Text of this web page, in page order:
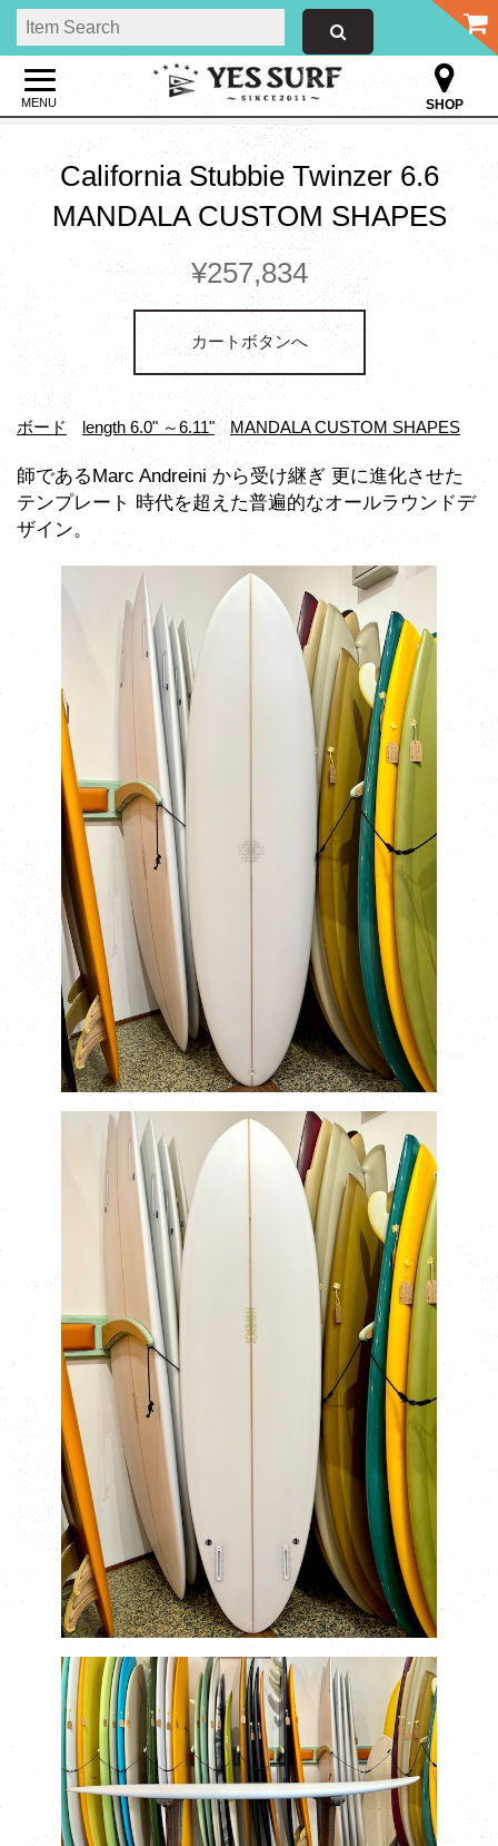
MENU SHOP
California Stubbie Twinzer 6.6
MANDALA CUSTOM SHAPES
¥257,834
カートボタンへ
ボード length 6.0" ～6.11" MANDALA CUSTOM SHAPES
師であるMarc Andreini から受け継ぎ 更に進化させた
テンプレート 時代を超えた普遍的なオールラウンドデ
ザイン。